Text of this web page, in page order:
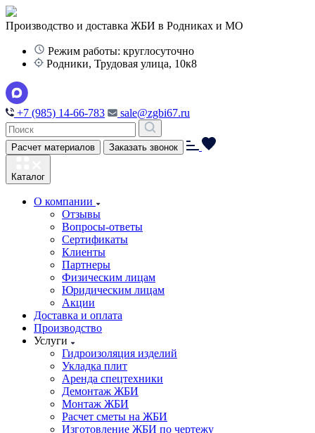
Производство и доставка ЖБИ в Родниках и МО
Режим работы: круглосуточно
Родники, Трудовая улица, 10к8
+7 (985) 14-66-783 sale@zgbi67.ru
Расчет материалов Заказать звонок
Каталог
О компании
Отзывы
Вопросы-ответы
Сертификаты
Клиенты
Партнеры
Физическим лицам
Юридическим лицам
Акции
Доставка и оплата
Производство
Услуги
Гидроизоляция изделий
Укладка плит
Аренда спецтехники
Демонтаж ЖБИ
Монтаж ЖБИ
Расчет сметы на ЖБИ
Изготовление ЖБИ по чертежу